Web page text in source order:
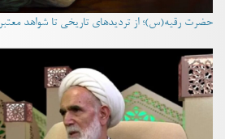
حضرت رقیه(س)؛ از تردیدهای تاریخی تا شواهد معتبر